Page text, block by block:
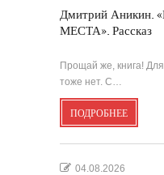
Дмитрий
МЕСТА». Рассказ
Прощай же, книга!
тоже нет. С…
ПОДРОБНЕЕ
04.08.2026